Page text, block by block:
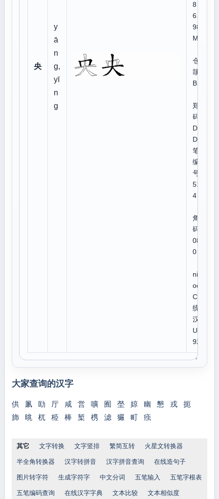
央
y
ā
n
g,
yī
n
g
8
6、
98:
MDI
仓
颉:L
BK
郑
码:L
DG
D
笔顺
编
号:2
513
4
角号
码:5
080
0
niC
ode:
CJK
统一
汉字
U+5
92E
大家查询的汉字
供 凲 劻 厅 咸 営 嚝 囿 塋 婛 幽 懇 戎
扼
斾
晀 杌 栕 棒 椠 槜 滤 玁 町 痋
其它 文字转换 文字竖排 繁简互转 火星文转换器
半全角转换器 汉字转拼音 汉字拼音查询 在线造句子
图片转字符 生成字符字 中文分词 五笔输入 五笔字根表
五笔编码查询 在线汉字字典 文本比较 文本相似度